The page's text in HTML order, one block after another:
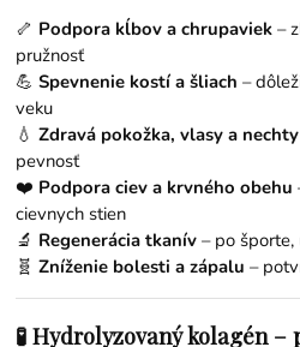
🦴 Podpora kĺbov a chrupaviek –
pružnosť
💪Spevnenie kostí a šliach –
veku
💧Zdravá pokožka, vlasy a nechty
pevnosť
❤️ Podpora ciev a krvného obehu
cievnych stien
🔬 Regenerácia tkanív – po
🧬Zníženie bolesti a zápalu –
🧪 Hydrolyzovaný kolagén